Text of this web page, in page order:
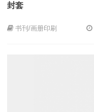
封套
书刊/画册印刷